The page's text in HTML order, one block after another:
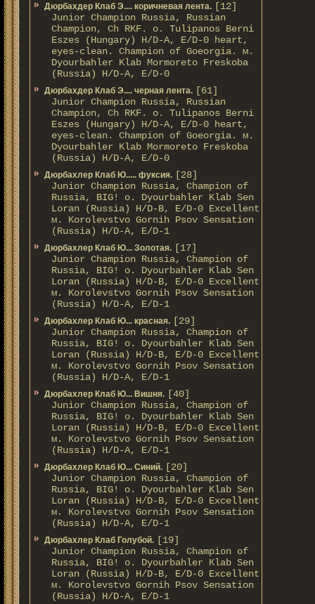
Дюрбахдер Клаб Э.... коричневая лента. [12]
Junior Champion Russia, Russian
Champion, Ch RKF. о. Tulipanos Berni
Eszes (Hungary) H/D-A, E/D-0 heart,
eyes-clean. Champion of Gоeorgia. м.
Dyourbahler Klab Mormoreto Freskoba
(Russia) H/D-А, E/D-0
Дюрбахдер Клаб Э.... черная лента. [61]
Junior Champion Russia, Russian
Champion, Ch RKF. о. Tulipanos Berni
Eszes (Hungary) H/D-A, E/D-0 heart,
eyes-clean. Champion of Gоeorgia. м.
Dyourbahler Klab Mormoreto Freskoba
(Russia) H/D-А, E/D-0
Дюрбахлер Клаб Ю..... фуксия. [28]
Junior Champion Russia, Champion of
Russia, BIG! о. Dyourbahler Klab Sen
Loran (Russia) H/D-B, E/D-0 Excellent
м. Korolevstvo Gornih Psov Sensation
(Russia) H/D-A, E/D-1
Дюрбахлер Клаб Ю... Золотая. [17]
Junior Champion Russia, Champion of
Russia, BIG! о. Dyourbahler Klab Sen
Loran (Russia) H/D-B, E/D-0 Excellent
м. Korolevstvo Gornih Psov Sensation
(Russia) H/D-A, E/D-1
Дюрбахлер Клаб Ю... красная. [29]
Junior Champion Russia, Champion of
Russia, BIG! о. Dyourbahler Klab Sen
Loran (Russia) H/D-B, E/D-0 Excellent
м. Korolevstvo Gornih Psov Sensation
(Russia) H/D-A, E/D-1
Дюрбахлер Клаб Ю... Вишня. [40]
Junior Champion Russia, Champion of
Russia, BIG! о. Dyourbahler Klab Sen
Loran (Russia) H/D-B, E/D-0 Excellent
м. Korolevstvo Gornih Psov Sensation
(Russia) H/D-A, E/D-1
Дюрбахлер Клаб Ю... Синий. [20]
Junior Champion Russia, Champion of
Russia, BIG! о. Dyourbahler Klab Sen
Loran (Russia) H/D-B, E/D-0 Excellent
м. Korolevstvo Gornih Psov Sensation
(Russia) H/D-A, E/D-1
Дюрбахлер Клаб Голубой. [19]
Junior Champion Russia, Champion of
Russia, BIG! о. Dyourbahler Klab Sen
Loran (Russia) H/D-B, E/D-0 Excellent
м. Korolevstvo Gornih Psov Sensation
(Russia) H/D-A, E/D-1